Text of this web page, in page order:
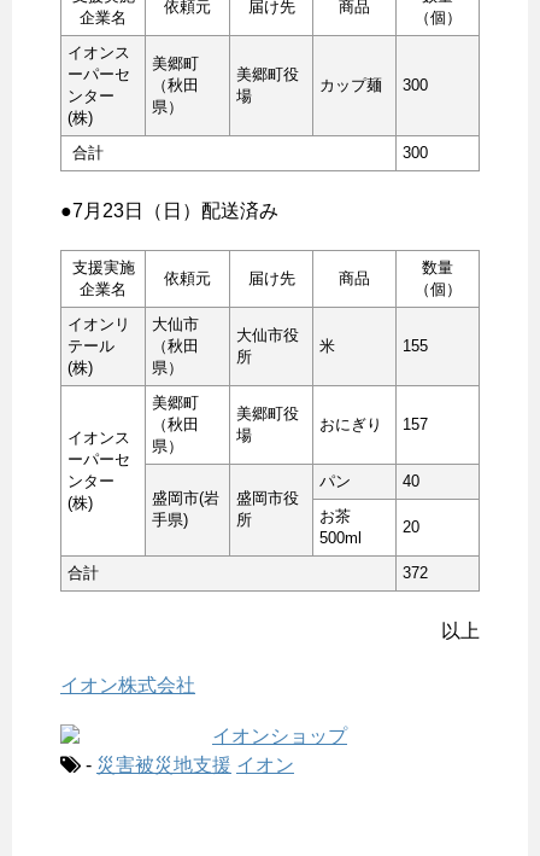
企業名
依頼元 届け先 商品
（個）
イオンス
ーパーセ
ンター
(株)
美郷町
（秋田
県）
美郷町役
場
カップ麺 300
合計 300
●7月23日（日）配送済み
支援実施
企業名
依頼元 届け先 商品
数量
（個）
イオンリ
テール
(株)
大仙市
（秋田
県）
大仙市役
所
米 155
イオンス
ーパーセ
ンター
(株)
美郷町
（秋田
県）
美郷町役
場
おにぎり 157
盛岡市(岩
手県)
盛岡市役
所
パン
40
お茶
500ml
20
合計 372
以上
イオン株式会社
- 災害被災地支援 イオン